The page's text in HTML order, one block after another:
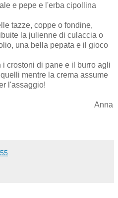
e pepe e l'erba cipollina
tazze, coppe o fondine,
la julienne di culaccia o
una bella pepata e il gioco
crostoni di pane e il burro agli
mentre la crema assume
l'assaggio!
Anna